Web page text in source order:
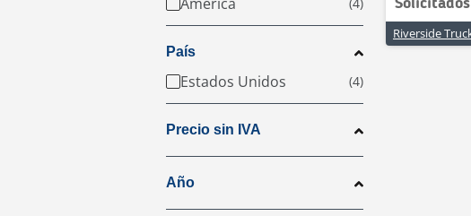
País
Estados Unidos
Precio sin IVA
Año
Solicitados